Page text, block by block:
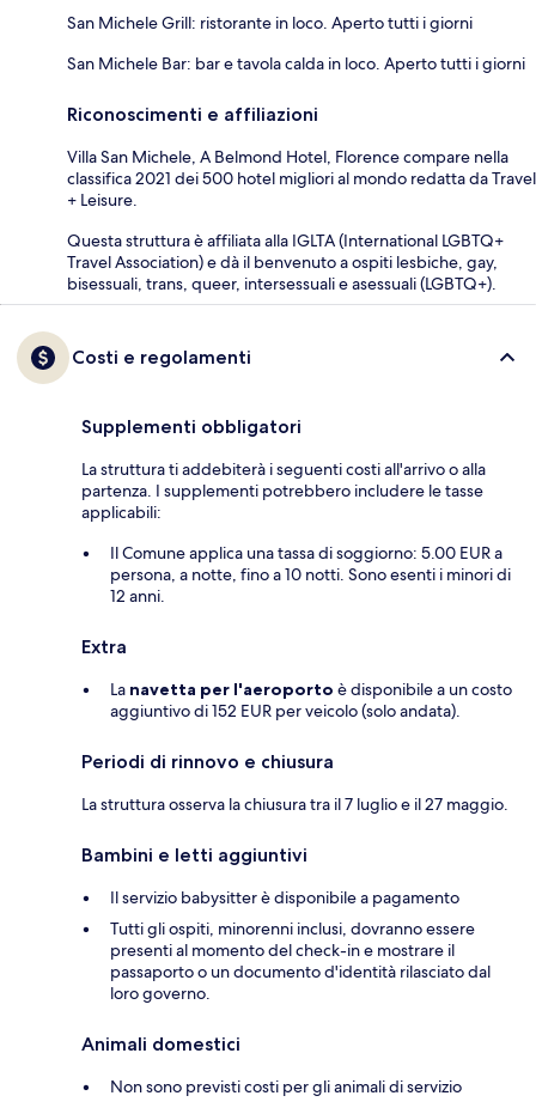
San Michele Grill: ristorante in loco. Aperto tutti i giorni
San Michele Bar: bar e tavola calda in loco. Aperto tutti i giorni
Riconoscimenti e affiliazioni
Villa San Michele, A Belmond Hotel, Florence compare nella
classifica 2021 dei 500 hotel migliori al mondo redatta da Travel
+ Leisure.
Questa struttura è affiliata alla IGLTA (International LGBTQ+
Travel Association) e dà il benvenuto a ospiti lesbiche, gay,
bisessuali, trans, queer, intersessuali e asessuali (LGBTQ+).
Costi e regolamenti
Supplementi obbligatori
La struttura ti addebiterà i seguenti costi all'arrivo o alla
partenza. I supplementi potrebbero includere le tasse
applicabili:
Il Comune applica una tassa di soggiorno: 5.00 EUR a
persona, a notte, fino a 10 notti. Sono esenti i minori di
12 anni.
Extra
La navetta per l'aeroporto è disponibile a un costo
aggiuntivo di 152 EUR per veicolo (solo andata).
Periodi di rinnovo e chiusura
La struttura osserva la chiusura tra il 7 luglio e il 27 maggio.
Bambini e letti aggiuntivi
Il servizio babysitter è disponibile a pagamento
Tutti gli ospiti, minorenni inclusi, dovranno essere
presenti al momento del check-in e mostrare il
passaporto o un documento d'identità rilasciato dal
loro governo.
Animali domestici
Non sono previsti costi per gli animali di servizio